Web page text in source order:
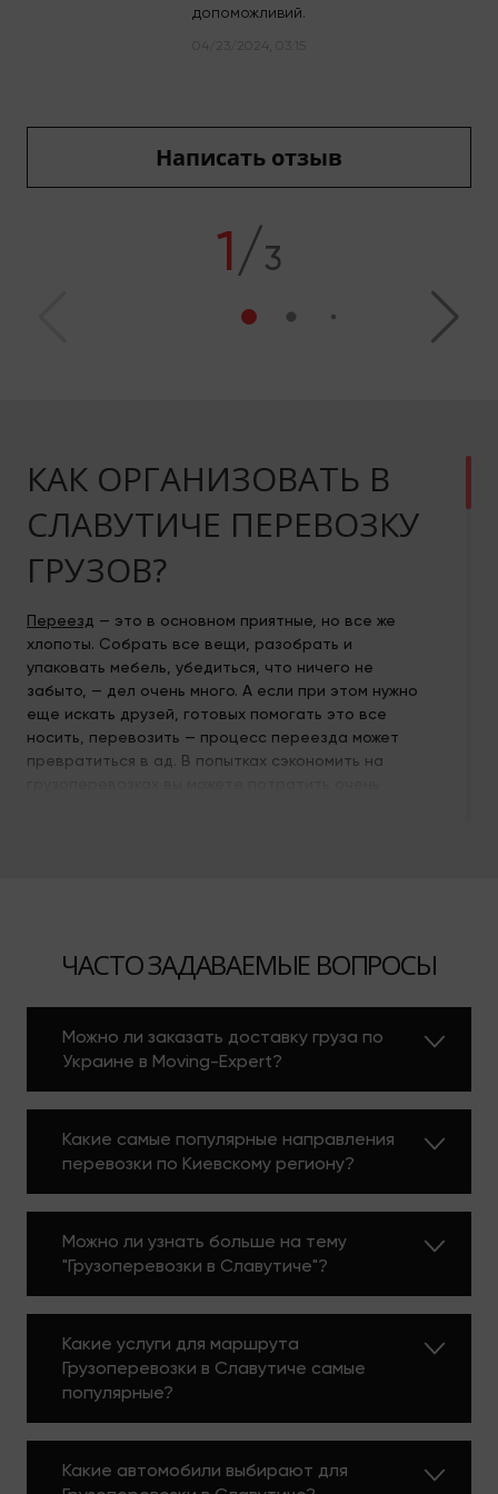
допоможливий.
04/23/2024, 03:15
Написать отзыв
1/3
КАК ОРГАНИЗОВАТЬ В
СЛАВУТИЧЕ ПЕРЕВОЗКУ
ГРУЗОВ?
Переезд — это в основном приятные, но все же
хлопоты. Собрать все вещи, разобрать и
упаковать мебель, убедиться, что ничего не
забыто, — дел очень много. А если при этом нужно
еще искать друзей, готовых помогать это все
носить, перевозить — процесс переезда может
превратиться в ад. В попытках сэкономить на
грузовых авто, специалисты по упаковке, погрузке
ваш переезд легким и комфортным.
Часто бывают ситуации, когда перевезти
крупногабаритный груз необходимо в срочном
ПОЧЕМУ ИМЕННО
MOVING ЭКСПЕРТ?
Надежность, пунктуальность, аккуратность;
перевозок;
ЧАСТО ЗАДАВАЕМЫЕ ВОПРОСЫ
Можно ли заказать доставку груза по
Украине в Moving-Expert?
Какие самые популярные направления
перевозки по Киевскому региону?
Можно ли узнать больше на тему
"Грузоперевозки в Славутиче"?
Какие услуги для маршрута
Грузоперевозки в Славутиче самые
популярные?
Какие автомобили выбирают для